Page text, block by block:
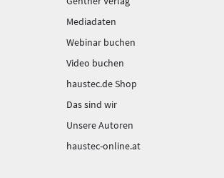
Mediadaten
Webinar buchen
Video buchen
haustec.de Shop
Das sind wir
Unsere Autoren
haustec-online.at